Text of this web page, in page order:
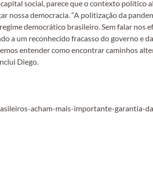
social, parece que o contexto político
nossa democracia. “A politização da
democrático brasileiro. Sem falar nos
a um reconhecido fracasso do governo e
entender como encontrar caminhos
Diego.
acham-mais-importante-garantia-